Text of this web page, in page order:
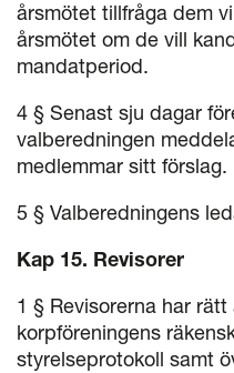
årsmötet tillfråga dem
årsmötet om de vill
mandatperiod.
4 § Senast sju dagar
valberedningen
medlemmar sitt förslag.
5 § Valberedningens
Kap 15. Revisorer
1 § Revisorerna har
korpföreningens
styrelseprotokoll samt